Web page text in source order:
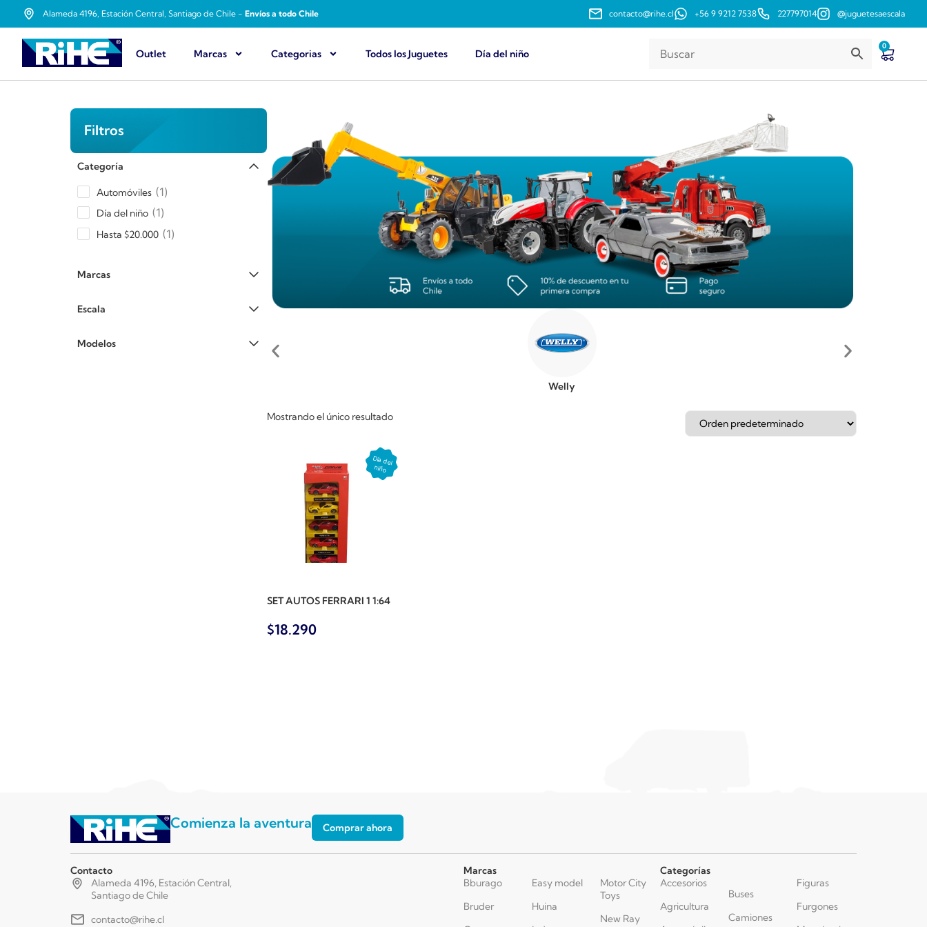
Alameda 4196, Estación Central, Santiago de Chile - Envíos a todo Chile contacto@rihe.cl +56 9 9212 7538 227797014 @juguetesaescala
Outlet Marcas Categorias Todos los Juguetes Día del niño
0
Filtros
Categoría
Automóviles 1
Día del niño 1
Hasta $20.000 1
Marcas
Escala
Modelos
Welly
Mostrando el único resultado
SET AUTOS FERRARI 1 1:64
$18.290
Comienza la aventura Comprar ahora
Contacto
Alameda 4196, Estación Central,
Santiago de Chile
contacto@rihe.cl
Marcas
Bburago
Bruder
Easy model
Huina
Motor City
Toys
New Ray
Categorías
Accesorios
Agricultura
Buses
Camiones
Figuras
Furgones